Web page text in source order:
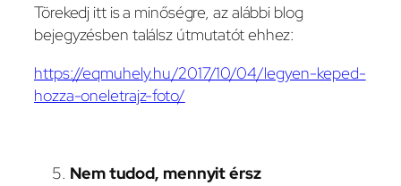
Törekedj itt is a minőségre, az alábbi blog
bejegyzésben találsz útmutatót ehhez:
https://eqmuhely.hu/2017/10/04/legyen-keped-
hozza-oneletrajz-foto/
Nem tudod, mennyit érsz